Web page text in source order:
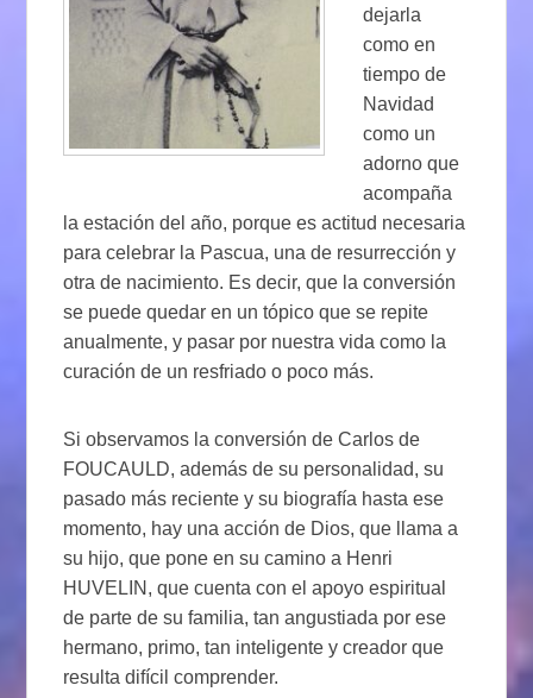
dejarla
como en
tiempo de
Navidad
como un
adorno que
acompaña
la estación del año, porque es actitud necesaria
para celebrar la Pascua, una de resurrección y
otra de nacimiento. Es decir, que la conversión
se puede quedar en un tópico que se repite
anualmente, y pasar por nuestra vida como la
curación de un resfriado o poco más.
Si observamos la conversión de Carlos de
FOUCAULD, además de su personalidad, su
pasado más reciente y su biografía hasta ese
momento, hay una acción de Dios, que llama a
su hijo, que pone en su camino a Henri
HUVELIN, que cuenta con el apoyo espiritual
de parte de su familia, tan angustiada por ese
hermano, primo, tan inteligente y creador que
resulta difícil comprender.